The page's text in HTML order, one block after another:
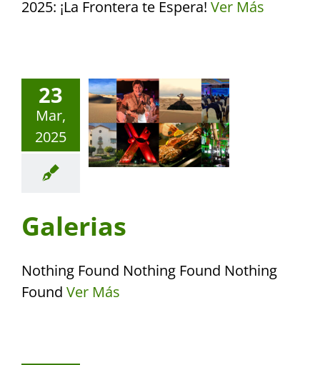
2025: ¡La Frontera te Espera! Ver Más
23
Mar,
2025
Galerias
Nothing Found Nothing Found Nothing
Found Ver Más